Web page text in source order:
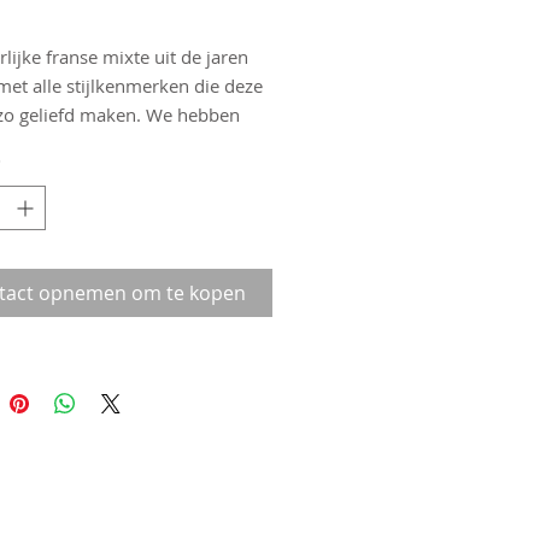
franse mixte uit de jaren
alle stijlkenmerken die deze
geliefd maken. We hebben
leren stuurlint, verse
banden in maat 622-28 en
pedalen. Een heerlijke
opnemen om te kopen